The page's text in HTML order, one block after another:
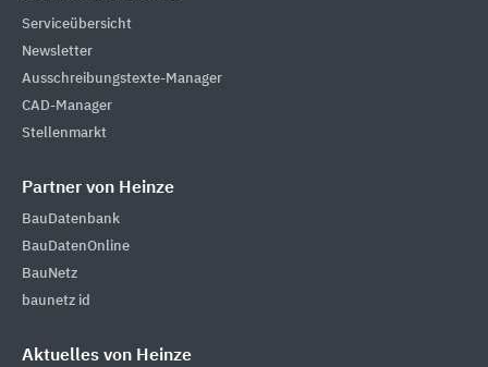
Serviceübersicht
Newsletter
Ausschreibungstexte-Manager
CAD-Manager
Stellenmarkt
Partner von Heinze
BauDatenbank
BauDatenOnline
BauNetz
baunetz id
Aktuelles von Heinze